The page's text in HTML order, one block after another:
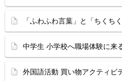
「ふわふわ言葉」と「ちくちく
中学生 小学校へ職場体験に来
外国語活動 買い物アクティビ